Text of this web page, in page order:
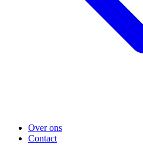
Over ons
Contact